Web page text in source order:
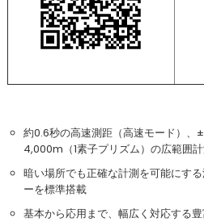
約0.6秒の高速測距（高速モード）
4,000m（1素子プリズム）の広範囲
暗い場所でも正確な計測を可能にす
ーを標準搭載
基本から応用まで、幅広く対応する